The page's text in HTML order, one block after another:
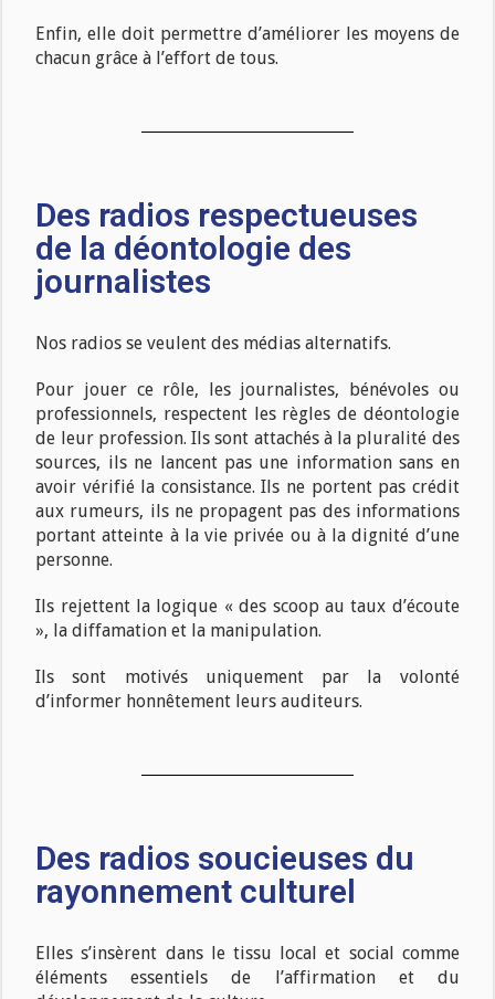
Enfin, elle doit permettre d’améliorer les moyens de
chacun grâce à l’effort de tous.
Des radios respectueuses
de la déontologie des
journalistes
Nos radios se veulent des médias alternatifs.
Pour jouer ce rôle, les journalistes, bénévoles ou
professionnels, respectent les règles de déontologie
de leur profession. Ils sont attachés à la pluralité des
sources, ils ne lancent pas une information sans en
avoir vérifié la consistance. Ils ne portent pas crédit
aux rumeurs, ils ne propagent pas des informations
portant atteinte à la vie privée ou à la dignité d’une
personne.
Ils rejettent la logique « des scoop au taux d’écoute
», la diffamation et la manipulation.
Ils sont motivés uniquement par la volonté
d’informer honnêtement leurs auditeurs.
Des radios soucieuses du
rayonnement culturel
Elles s’insèrent dans le tissu local et social comme
éléments essentiels de l’affirmation et du